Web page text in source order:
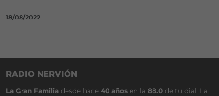
18/08/2022
RADIO NERVIÓN
La Gran Familia desde hace 40 años en la 88.0 de tu dial. La